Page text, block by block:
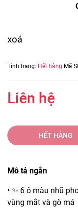
xoá
Tình trạng: Hết hàng Mã
Liên hệ
HẾT HÀNG
Mô tả ngắn
• ✨ 6 ô màu nhũ
vùng mắt và gò má